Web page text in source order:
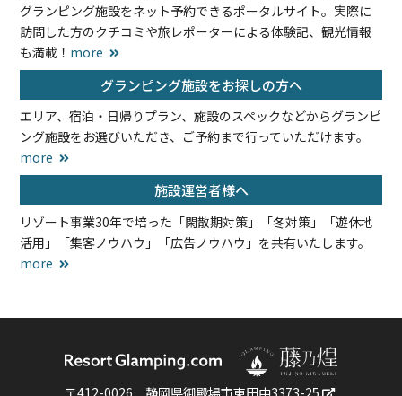
グランピング施設をネット予約できるポータルサイト。実際に
訪問した方のクチコミや旅レポーターによる体験記、観光情報
も満載！ more
グランピング施設をお探しの方へ
エリア、宿泊・日帰りプラン、施設のスペックなどからグランピ
ング施設をお選びいただき、ご予約まで行っていただけます。
more
施設運営者様へ
リゾート事業30年で培った「閑散期対策」「冬対策」「遊休地
活用」「集客ノウハウ」「広告ノウハウ」を共有いたします。
more
〒412-0026 静岡県御殿場市東田中3373-25